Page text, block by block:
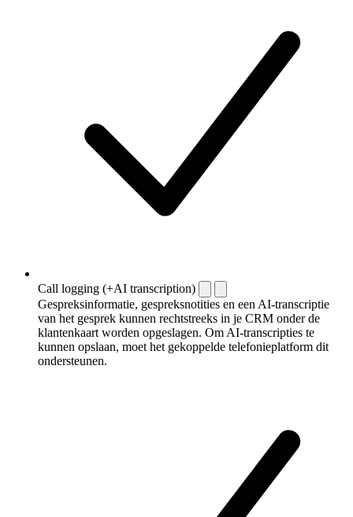
Call logging (+AI transcription)
Gespreksinformatie, gespreksnotities en een AI-transcriptie
van het gesprek kunnen rechtstreeks in je CRM onder de
klantenkaart worden opgeslagen. Om AI-transcripties te
kunnen opslaan, moet het gekoppelde telefonieplatform dit
ondersteunen.